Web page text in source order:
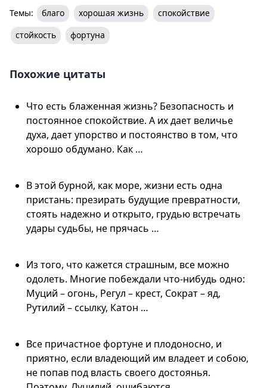
Темы: благо хорошая жизнь
спокойствие
стойкость
фортуна
Похожие цитаты
Что есть блаженная жизнь? Безопасность и
постоянное спокойствие. А их дает величье
духа, дает упорство и постоянство в том, что
хорошо обдумано. Как …
В этой бурной, как море, жизни есть одна
пристань: презирать будущие превратности,
стоять надежно и открыто, грудью встречать
удары судьбы, не прячась …
Из того, что кажется страшным, все можно
одолеть. Многие побеждали что-нибудь одно:
Муций – огонь, Регул – крест, Сократ – яд,
Рутилий – ссылку, Катон …
Все причастное фортуне и плодоносно, и
приятно, если владеющий им владеет и собою,
не попав под власть своего достоянья.